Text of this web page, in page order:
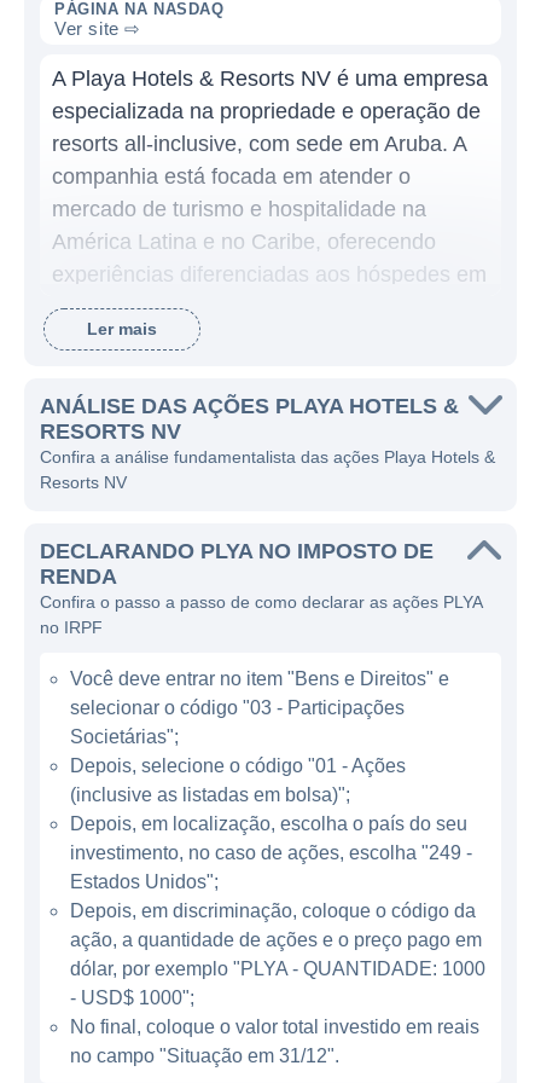
PÁGINA NA NASDAQ
Ver site ⇨
A Playa Hotels & Resorts NV é uma empresa
especializada na propriedade e operação de
resorts all-inclusive, com sede em Aruba. A
companhia está focada em atender o
mercado de turismo e hospitalidade na
América Latina e no Caribe, oferecendo
experiências diferenciadas aos hóspedes em
suas diversas propriedades.
O principal modelo de negócios da Playa
envolve a aquisição, desenvolvimento e
operação de resorts all-inclusive premium.
Com um portfólio que inclui hotéis de marcas
reconhecidas, a Playa se destaca pela
de opções de entretenimento e lazer que
oferece a seus clientes. A empresa gera
receita principalmente por meio de tarifas de
bebidas, e serviços adicionais como spas e
atividades recreativas.
ATUAÇÃO DA PLAYA HOTELS &
RESORTS
A Playa atua em destinos turísticos
populares, sendo uma das líderes no
segmento de resorts all-inclusive. Com
propriedades localizadas em lugares como
México, Jamaica e República Dominicana, a
empresa tem um papel significativo no
atendimento a turistas que buscam
Ler mais
ANÁLISE DAS AÇÕES PLAYA HOTELS &
RESORTS NV
Confira a análise fundamentalista das ações Playa Hotels &
Resorts NV
DECLARANDO PLYA NO IMPOSTO DE
RENDA
Confira o passo a passo de como declarar as ações PLYA
no IRPF
Você deve entrar no item "Bens e Direitos" e
selecionar o código "03 - Participações
Societárias";
Depois, selecione o código "01 - Ações
(inclusive as listadas em bolsa)";
Depois, em localização, escolha o país do seu
investimento, no caso de ações, escolha "249 -
Estados Unidos";
Depois, em discriminação, coloque o código da
ação, a quantidade de ações e o preço pago em
dólar, por exemplo "PLYA - QUANTIDADE: 1000
- USD$ 1000";
No final, coloque o valor total investido em reais
no campo "Situação em 31/12".